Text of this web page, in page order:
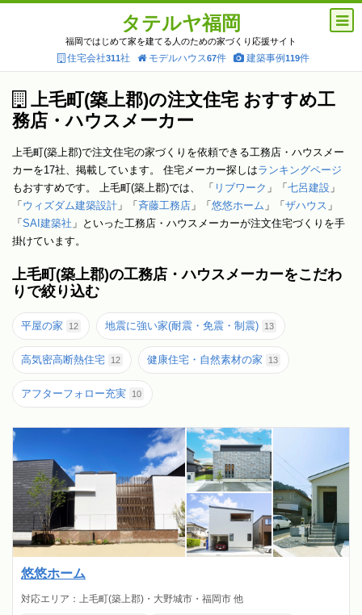
タテルヤ福岡
福岡ではじめて家を建てる人のための家づくり応援サイト
住宅会社311社 モデルハウス67件 建築事例119件
上毛町(築上郡)の注文住宅 おすすめ工
務店・ハウスメーカー
上毛町(築上郡)で注文住宅の家づくりを依頼できる工務店・ハウスメー
カーを17社、掲載しています。 住宅メーカー探しはランキングページ
もおすすめです。 上毛町(築上郡)では、 「 リブワーク 」「 七呂建設 」
「 ウィズダム建築設計 」「 斉藤工務店 」「 悠悠ホーム 」「 ザハウス 」
「 SAI建築社 」といった工務店・ハウスメーカーが注文住宅づくりを手
掛けています。
上毛町(築上郡)の工務店・ハウスメーカーをこだわ
りで絞り込む
平屋の家 12 地震に強い家(耐震・免震・制震) 13
高気密高断熱住宅 12 健康住宅・自然素材の家 13
アフターフォロー充実 10
悠悠ホーム
対応エリア：上毛町(築上郡)・大野城市・福岡市 他